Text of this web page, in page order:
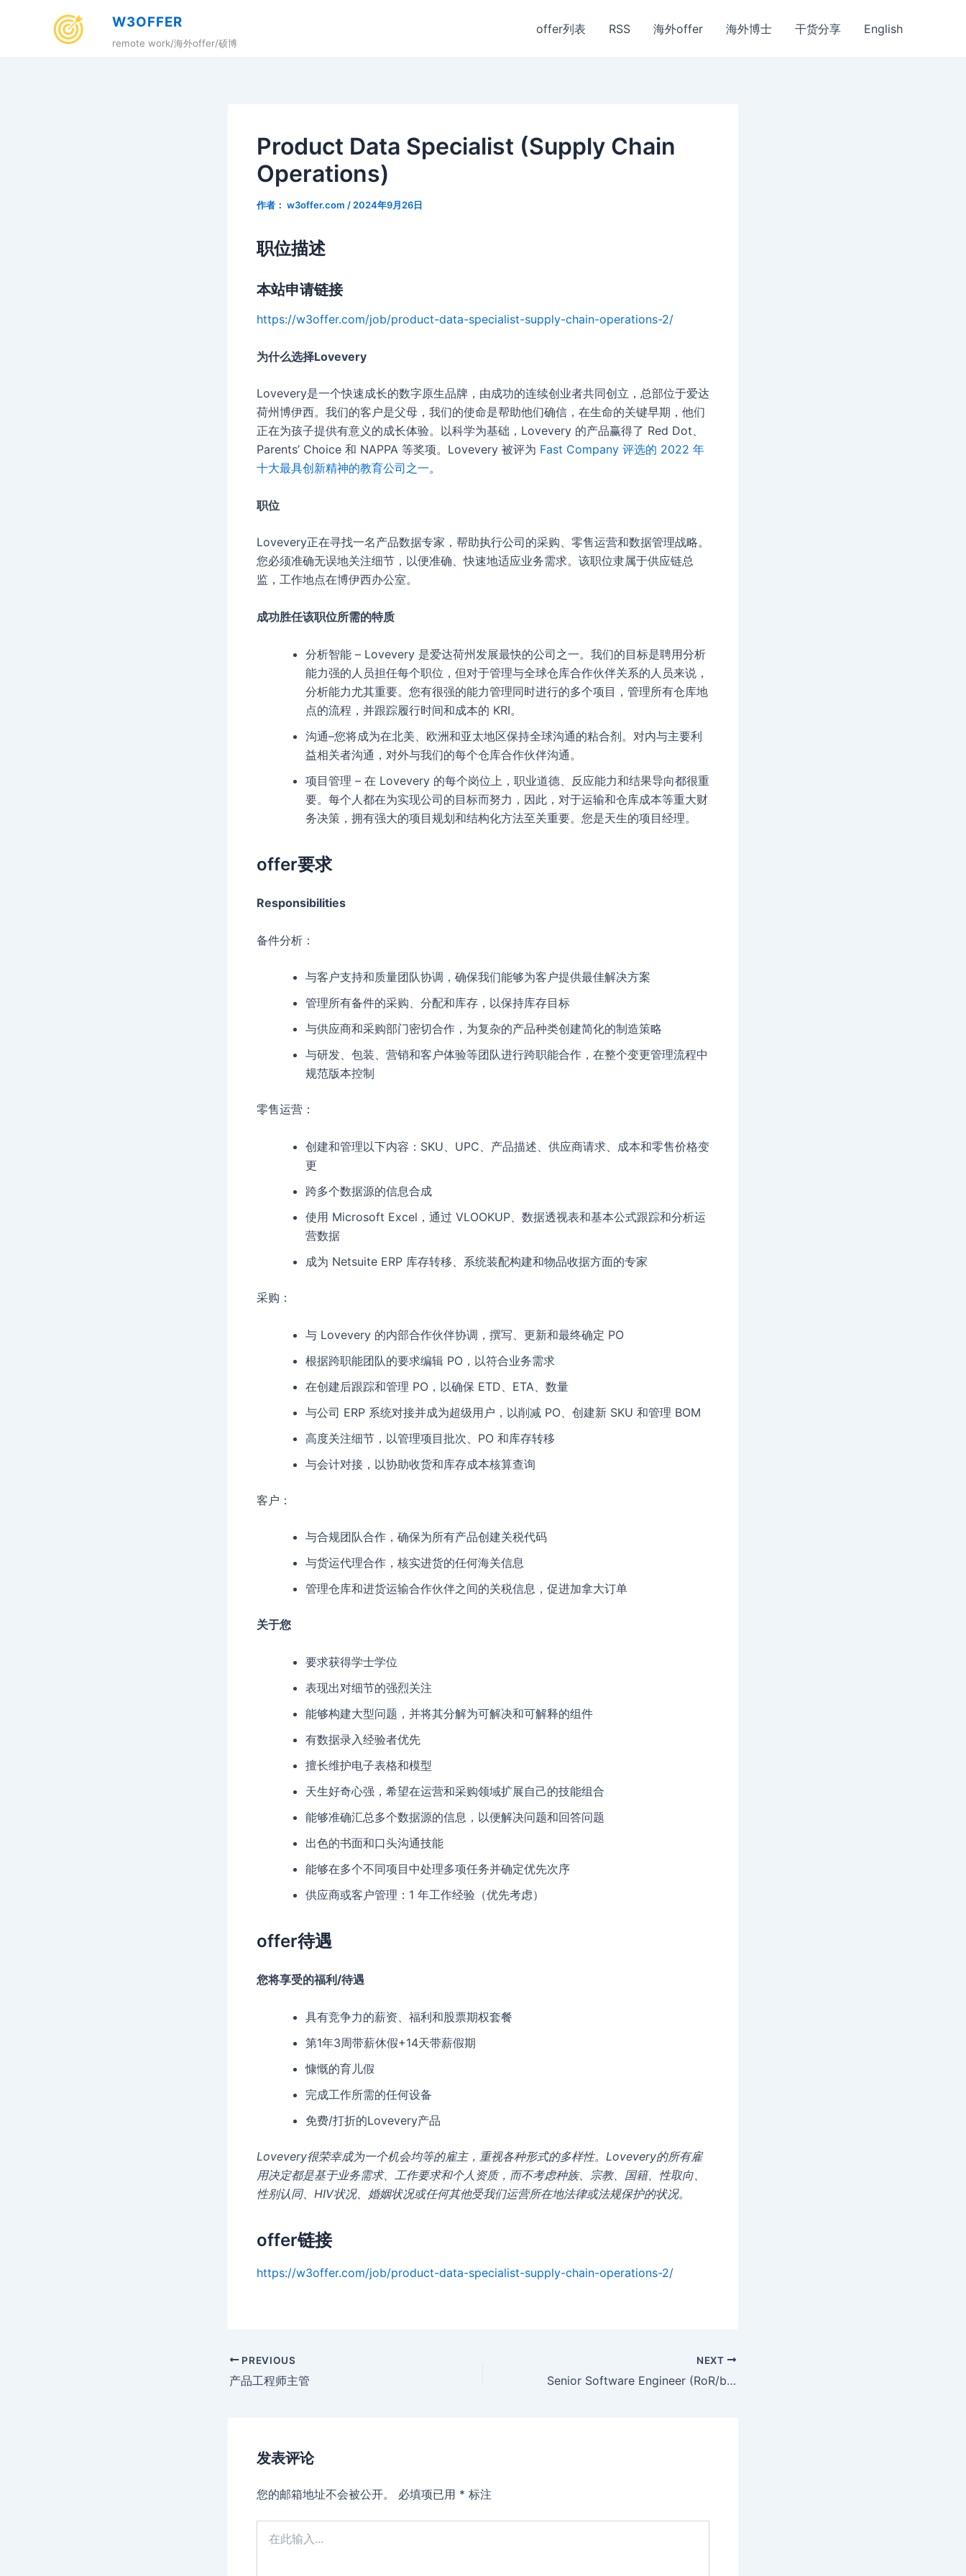
W3OFFER
remote work/海外offer/硕博
offer列表 RSS 海外offer 海外博士 干货分享 English
Product Data Specialist (Supply Chain
Operations)
作者： w3offer.com / 2024年9月26日
职位描述
本站申请链接
https://w3offer.com/job/product-data-specialist-supply-chain-operations-2/
为什么选择Lovevery
Lovevery是一个快速成长的数字原生品牌，由成功的连续创业者共同创立，总部位于爱达
荷州博伊西。我们的客户是父母，我们的使命是帮助他们确信，在生命的关键早期，他们
正在为孩子提供有意义的成长体验。以科学为基础，Lovevery 的产品赢得了 Red Dot、
Parents’ Choice 和 NAPPA 等奖项。Lovevery 被评为 Fast Company 评选的 2022 年
十大最具创新精神的教育公司之一。
职位
Lovevery正在寻找一名产品数据专家，帮助执行公司的采购、零售运营和数据管理战略。
您必须准确无误地关注细节，以便准确、快速地适应业务需求。该职位隶属于供应链总
监，工作地点在博伊西办公室。
成功胜任该职位所需的特质
分析智能 – Lovevery 是爱达荷州发展最快的公司之一。我们的目标是聘用分析
能力强的人员担任每个职位，但对于管理与全球仓库合作伙伴关系的人员来说，
分析能力尤其重要。您有很强的能力管理同时进行的多个项目，管理所有仓库地
点的流程，并跟踪履行时间和成本的 KRI。
沟通–您将成为在北美、欧洲和亚太地区保持全球沟通的粘合剂。对内与主要利
益相关者沟通，对外与我们的每个仓库合作伙伴沟通。
项目管理 – 在 Lovevery 的每个岗位上，职业道德、反应能力和结果导向都很重
要。每个人都在为实现公司的目标而努力，因此，对于运输和仓库成本等重大财
务决策，拥有强大的项目规划和结构化方法至关重要。您是天生的项目经理。
offer要求
Responsibilities
备件分析：
与客户支持和质量团队协调，确保我们能够为客户提供最佳解决方案
管理所有备件的采购、分配和库存，以保持库存目标
与供应商和采购部门密切合作，为复杂的产品种类创建简化的制造策略
与研发、包装、营销和客户体验等团队进行跨职能合作，在整个变更管理流程中
规范版本控制
零售运营：
创建和管理以下内容：SKU、UPC、产品描述、供应商请求、成本和零售价格变
更
跨多个数据源的信息合成
使用 Microsoft Excel，通过 VLOOKUP、数据透视表和基本公式跟踪和分析运
营数据
成为 Netsuite ERP 库存转移、系统装配构建和物品收据方面的专家
采购：
与 Lovevery 的内部合作伙伴协调，撰写、更新和最终确定 PO
根据跨职能团队的要求编辑 PO，以符合业务需求
在创建后跟踪和管理 PO，以确保 ETD、ETA、数量
与公司 ERP 系统对接并成为超级用户，以削减 PO、创建新 SKU 和管理 BOM
高度关注细节，以管理项目批次、PO 和库存转移
与会计对接，以协助收货和库存成本核算查询
客户：
与合规团队合作，确保为所有产品创建关税代码
与货运代理合作，核实进货的任何海关信息
管理仓库和进货运输合作伙伴之间的关税信息，促进加拿大订单
关于您
要求获得学士学位
表现出对细节的强烈关注
能够构建大型问题，并将其分解为可解决和可解释的组件
有数据录入经验者优先
擅长维护电子表格和模型
天生好奇心强，希望在运营和采购领域扩展自己的技能组合
能够准确汇总多个数据源的信息，以便解决问题和回答问题
出色的书面和口头沟通技能
能够在多个不同项目中处理多项任务并确定优先次序
供应商或客户管理：1 年工作经验（优先考虑）
offer待遇
您将享受的福利/待遇
具有竞争力的薪资、福利和股票期权套餐
第1年3周带薪休假+14天带薪假期
慷慨的育儿假
完成工作所需的任何设备
免费/打折的Lovevery产品
Lovevery很荣幸成为一个机会均等的雇主，重视各种形式的多样性。Lovevery的所有雇
用决定都是基于业务需求、工作要求和个人资质，而不考虑种族、宗教、国籍、性取向、
性别认同、HIV状况、婚姻状况或任何其他受我们运营所在地法律或法规保护的状况。
offer链接
https://w3offer.com/job/product-data-specialist-supply-chain-operations-2/
Post
navigation
PREVIOUS
产品工程师主管
NEXT
Senior Software Engineer (RoR/backend)
发表评论
您的邮箱地址不会被公开。 必填项已用 * 标注